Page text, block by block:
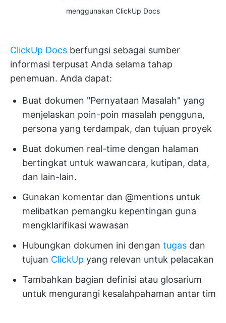
menggunakan ClickUp Docs
ClickUp Docs berfungsi sebagai sumber
informasi terpusat Anda selama tahap
penemuan. Anda dapat:
Buat dokumen "Pernyataan Masalah" yang
menjelaskan poin-poin masalah pengguna,
persona yang terdampak, dan tujuan proyek
Buat dokumen real-time dengan halaman
bertingkat untuk wawancara, kutipan, data,
dan lain-lain.
Gunakan komentar dan @mentions untuk
melibatkan pemangku kepentingan guna
mengklarifikasi wawasan
Hubungkan dokumen ini dengan tugas dan
tujuan ClickUp yang relevan untuk pelacakan
Tambahkan bagian definisi atau glosarium
untuk mengurangi kesalahpahaman antar tim